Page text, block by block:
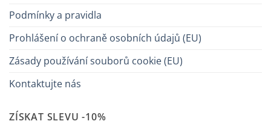
Podmínky a pravidla
Prohlášení o ochraně osobních údajů (EU)
Zásady používání souborů cookie (EU)
Kontaktujte nás
ZÍSKAT SLEVU -10%